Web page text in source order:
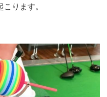
ります。